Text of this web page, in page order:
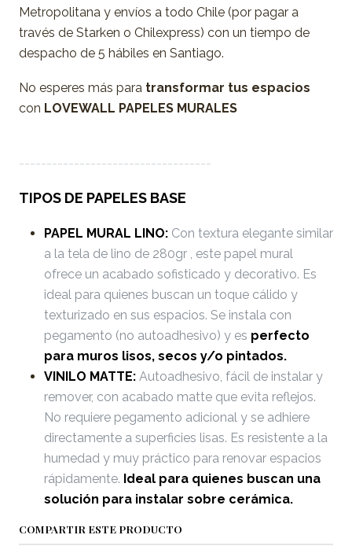
Metropolitana y envíos a todo Chile (por pagar a
través de Starken o Chilexpress) con un tiempo de
despacho de 5 hábiles en Santiago.
No esperes más para transformar tus espacios
con LOVEWALL PAPELES MURALES
-----------------------------------
TIPOS DE PAPELES BASE
PAPEL MURAL LINO: Con textura elegante similar
a la tela de lino de 280gr , este papel mural
ofrece un acabado sofisticado y decorativo. Es
ideal para quienes buscan un toque cálido y
texturizado en sus espacios. Se instala con
pegamento (no autoadhesivo) y es perfecto
para muros lisos, secos y/o pintados.
VINILO MATTE: Autoadhesivo, fácil de instalar y
remover, con acabado matte que evita reflejos.
No requiere pegamento adicional y se adhiere
directamente a superficies lisas. Es resistente a la
humedad y muy práctico para renovar espacios
rápidamente. Ideal para quienes buscan una
solución para instalar sobre cerámica.
COMPARTIR ESTE PRODUCTO